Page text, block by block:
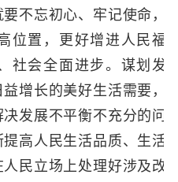
不忘初心、牢记使命，
位置，更好增进人民福
社会全面进步。谋划发
增长的美好生活需要，
发展不平衡不充分的问
高人民生活品质、生活
民立场上处理好涉及改